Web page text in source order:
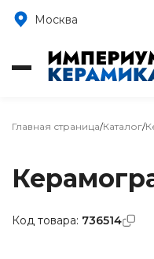
Москва
Главная страница/Каталог/
Код товара: 736514